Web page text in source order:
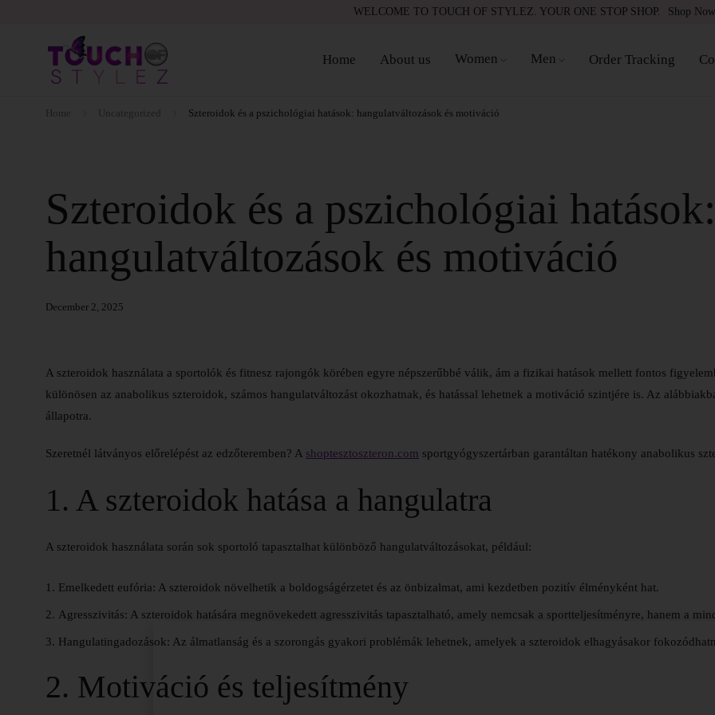
WELCOME TO TOUCH OF STYLEZ. YOUR ONE STOP SHOP. Shop Now
Home About us Women Men Order Tracking
Home Uncategorized Szteroidok és a pszichológiai hatások: hangulatváltozások és motiváció
Szteroidok és a pszichológiai hatások:
hangulatváltozások és motiváció
December 2, 2025
A szteroidok használata a sportolók és fitnesz rajongók körében egyre népszerűbbé válik, ám a fizikai hatások mellett fontos
különösen az anabolikus szteroidok, számos hangulatváltozást okozhatnak, és hatással lehetnek a motiváció szintjére is. Az
állapotra.
Szeretnél látványos előrelépést az edzőteremben? A shoptesztoszteron.com sportgyógyszertárban garantáltan hatékony anabolikus
1. A szteroidok hatása a hangulatra
A szteroidok használata során sok sportoló tapasztalhat különböző hangulatváltozásokat, például:
Emelkedett eufória: A szteroidok növelhetik a boldogságérzetet és az önbizalmat, ami kezdetben pozitív élményként hat.
Agresszivitás: A szteroidok hatására megnövekedett agresszivitás tapasztalható, amely nemcsak a sportteljesítményre, hanem a
Hangulatingadozások: Az álmatlanság és a szorongás gyakori problémák lehetnek, amelyek a szteroidok elhagyásakor
2. Motiváció és teljesítmény